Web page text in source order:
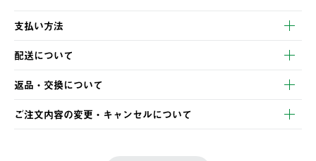
支払い方法
以下のいずれかの方法でお支払いいただけます。
・クレジットカード決済
・コンビニ決済
・Pay-easy決済
配送について
【発送スケジュール】
ご注文・ご入金完了より2営業日以内に商品を発送いたします。
土日祝の発送はございませんので、木曜日以降のご注文は週明け
の発送となる場合がございます。
返品・交換について
※お客様都合の場合
ご注文内容の変更・キャンセルについて